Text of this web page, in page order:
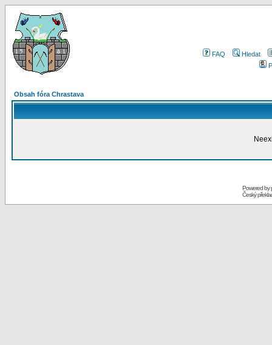
FAQ
Hledat
Obsah fóra Chrastava
Powered by
Český